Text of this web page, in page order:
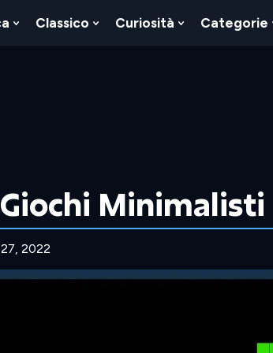
Show
Classico
Show
Curiosità
Show
Categorie
Minimalisti
2022